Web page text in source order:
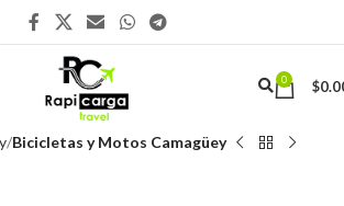
0 $
Bicicletas y Motos Camagüey